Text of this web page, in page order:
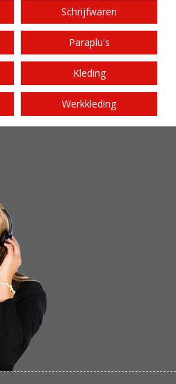
Schrijfwaren
Paraplu's
Kleding
Werkkleding